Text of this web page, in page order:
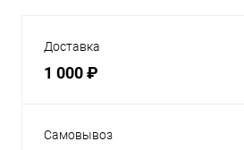
Доставка
1 000 ₽
Самовывоз